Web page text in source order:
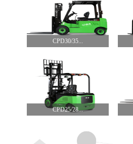
CPD30/35...
CPD25/28...